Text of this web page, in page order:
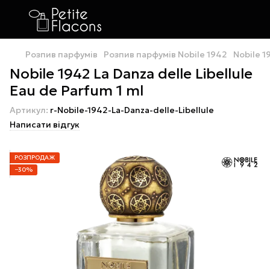
Розпив парфумів Розпив парфумів Nobile 1942 Nobile
Nobile 1942 La Danza delle Libellule
Eau de Parfum 1 ml
Артикул: r-Nobile-1942-La-Danza-delle-Libellule
Написати відгук
РОЗПРОДАЖ
−30%